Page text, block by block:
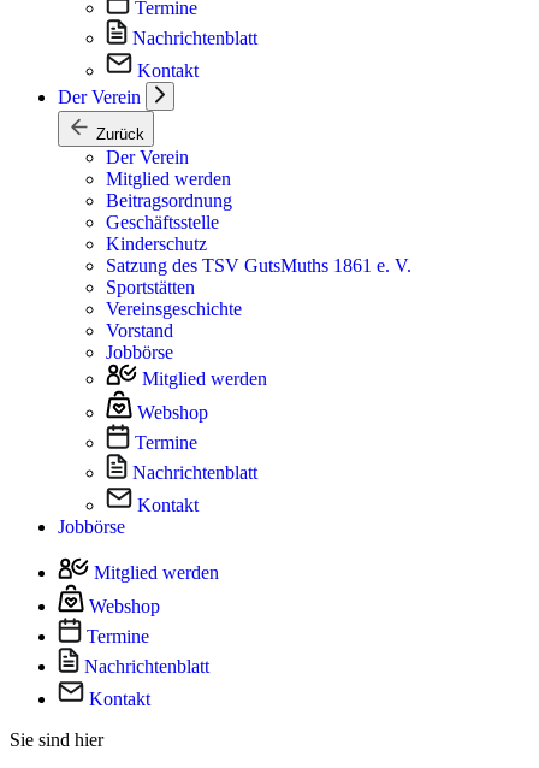
Termine
Nachrichtenblatt
Kontakt
Der Verein
Zurück
Der Verein
Mitglied werden
Beitragsordnung
Geschäftsstelle
Kinderschutz
Satzung des TSV GutsMuths 1861 e. V.
Sportstätten
Vereinsgeschichte
Vorstand
Jobbörse
Mitglied werden
Webshop
Termine
Nachrichtenblatt
Kontakt
Jobbörse
Mitglied werden
Webshop
Termine
Nachrichtenblatt
Kontakt
Sie sind hier